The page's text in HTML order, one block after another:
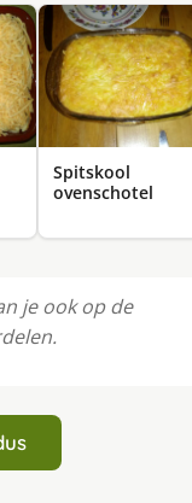
Spitskool
ovenschotel
je ook op de